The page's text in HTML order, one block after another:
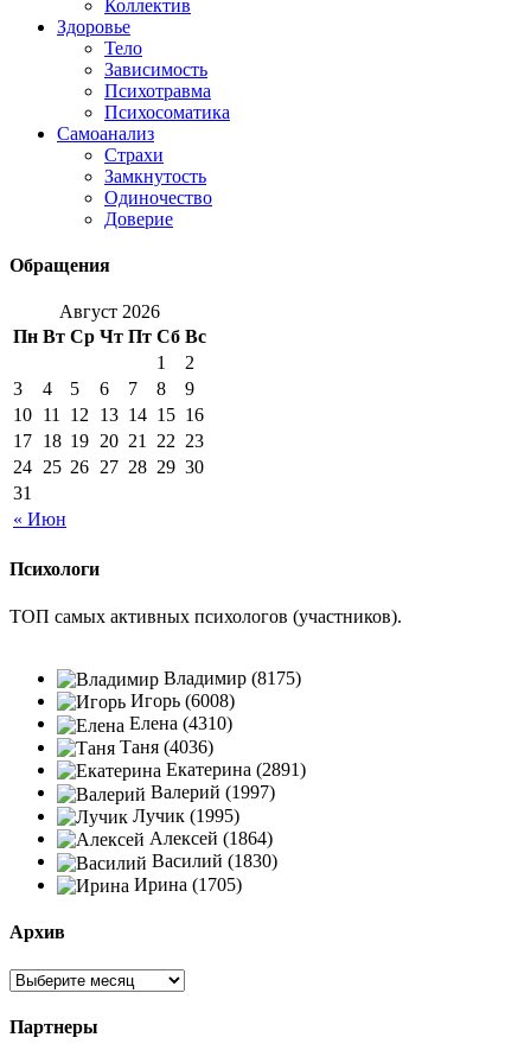
Коллектив
Здоровье
Тело
Зависимость
Психотравма
Психосоматика
Самоанализ
Страхи
Замкнутость
Одиночество
Доверие
Обращения
Август 2026
Пн Вт Ср Чт Пт Сб Вс
« Июн
1
2
3
4 5 6 7 8
9
10 11 12 13 14 15 16
17 18 19 20 21 22 23
24 25 26 27 28 29 30
31
Психологи
ТОП самых активных психологов (участников).
Владимир (8175)
Игорь (6008)
Елена (4310)
Таня (4036)
Екатерина (2891)
Валерий (1997)
Лучик (1995)
Алексей (1864)
Василий (1830)
Ирина (1705)
Архив
Партнеры